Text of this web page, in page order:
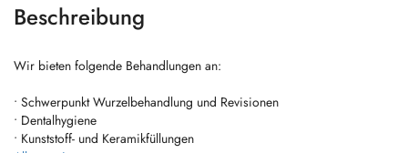
Beschreibung
Wir bieten folgende Behandlungen an:
• Schwerpunkt Wurzelbehandlung und Revisionen
• Dentalhygiene
• Kunststoff- und Keramikfüllungen